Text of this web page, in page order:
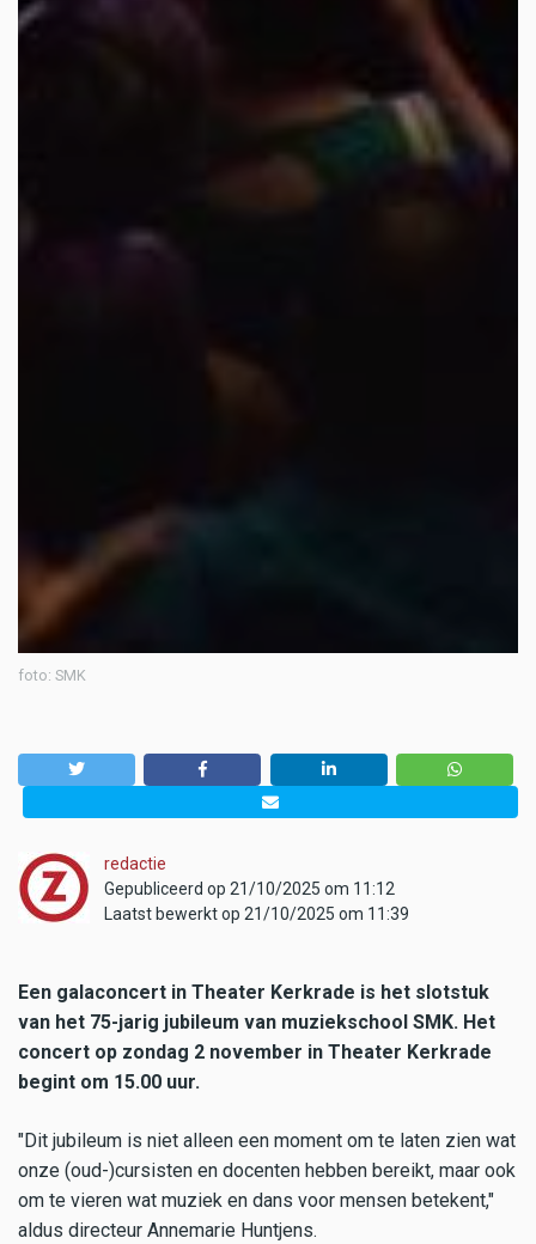
foto: SMK
redactie
Gepubliceerd op 21/10/2025 om 11:12
Laatst bewerkt op 21/10/2025 om 11:39
Een galaconcert in Theater Kerkrade is het slotstuk
van het 75-jarig jubileum van muziekschool SMK. Het
concert op zondag 2 november in Theater Kerkrade
begint om 15.00 uur.
"Dit jubileum is niet alleen een moment om te laten zien wat
onze (oud-)cursisten en docenten hebben bereikt, maar ook
om te vieren wat muziek en dans voor mensen betekent,"
aldus directeur Annemarie Huntjens.